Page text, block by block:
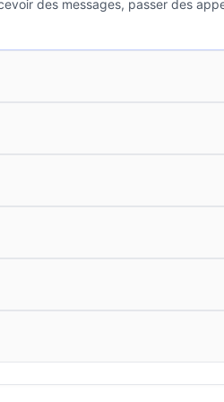
des messages, passer des